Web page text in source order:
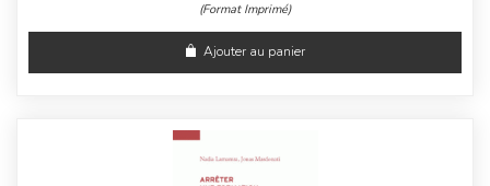
(Format Imprimé)
Ajouter au panier